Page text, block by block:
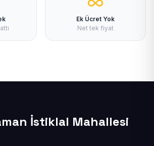
Ek Ücret Yok
Net tek fiyat
İstiklal Mahallesi